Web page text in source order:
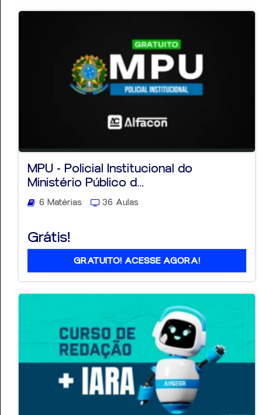
MPU - Policial Institucional do
Ministério Público d...
6 Matérias 36 Aulas
Grátis!
GRATUITO! ACESSE AGORA!